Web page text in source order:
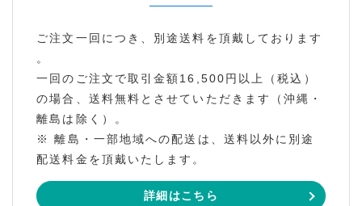
ご注文一回につき、別途送料を頂戴しております
。
一回のご注文で取引金額16,500円以上（税込）
の場合、送料無料とさせていただきます（沖縄・
離島は除く）。
※ 離島・一部地域への配送は、送料以外に別途
配送料金を頂戴いたします。
詳細はこちら